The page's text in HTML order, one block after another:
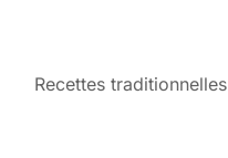
Recettes traditionnelles